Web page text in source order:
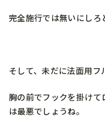
完全施行では無いにしろ
そして、未だに法面用フ
胸の前でフックを掛け
は最悪でしょうね。